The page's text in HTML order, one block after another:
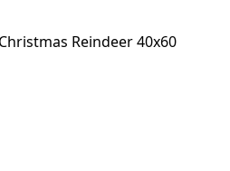
Reindeer 40x60